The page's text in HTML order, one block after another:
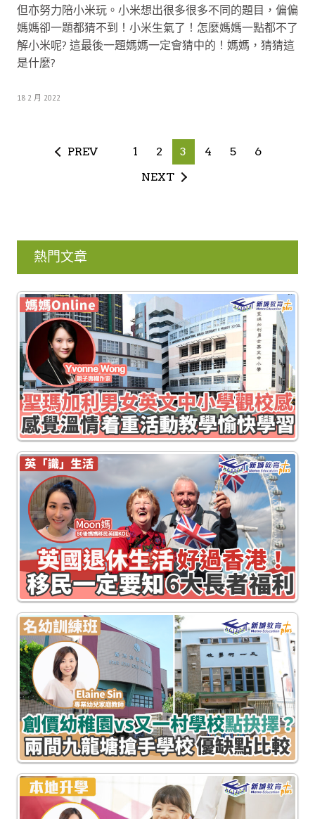
但亦努力陪小米玩。小米想出很多很多不同的題目，偏偏
媽媽卻一題都猜不到！小米生氣了！怎麼媽媽一點都不了
解小米呢? 這最後一題媽媽一定會猜中的！媽媽，猜猜這
是什麼?
18 2 月 2022
PREV 1 2 3 4 5
6
NEXT
熱門文章